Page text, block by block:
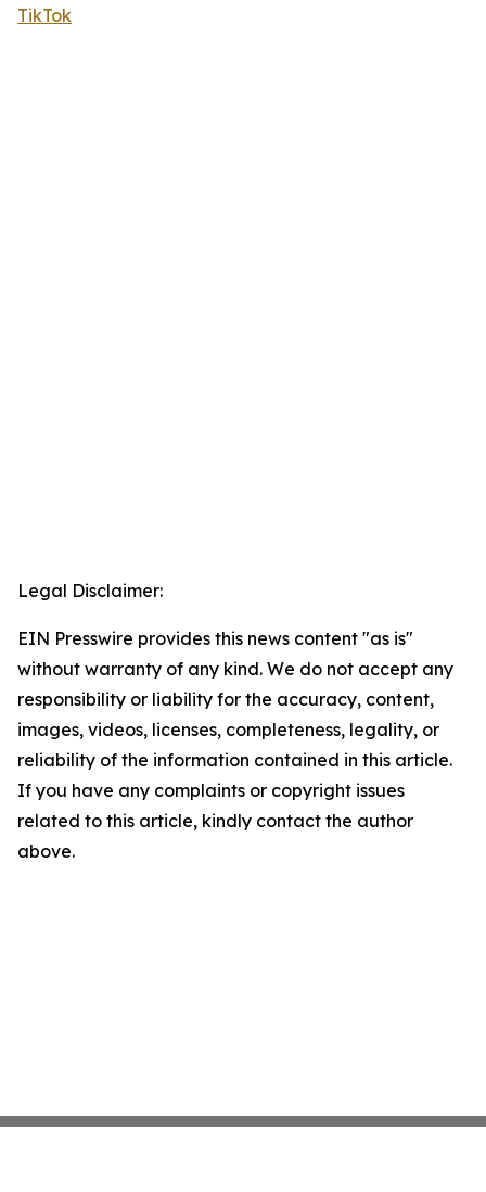
TikTok
Legal Disclaimer:
EIN Presswire provides this news content "as is"
without warranty of any kind. We do not accept any
responsibility or liability for the accuracy, content,
images, videos, licenses, completeness, legality, or
reliability of the information contained in this article.
If you have any complaints or copyright issues
related to this article, kindly contact the author
above.